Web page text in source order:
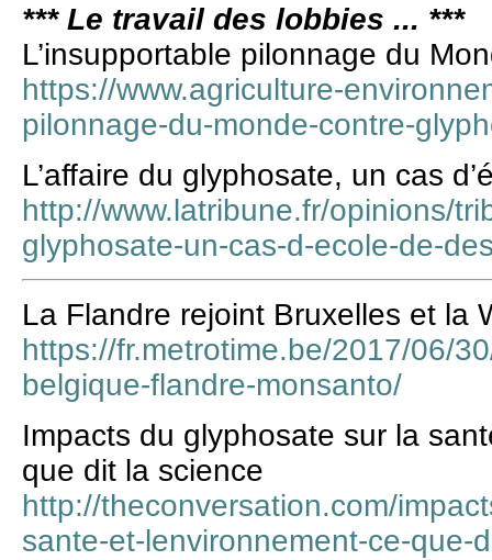
*** Le travail des lobbies ... ***
L’insupportable pilonnage du
https://www.agriculture-
pilonnage-du-monde-contre-
L’affaire du glyphosate, un cas
http://www.latribune.fr/opinions/
glyphosate-un-cas-d-ecole-de-
La Flandre rejoint Bruxelles et la
https://fr.metrotime.be/2017/06/
belgique-flandre-monsanto/
Impacts du glyphosate sur la
que dit la science
http://theconversation.com/
sante-et-lenvironnement-ce-que-